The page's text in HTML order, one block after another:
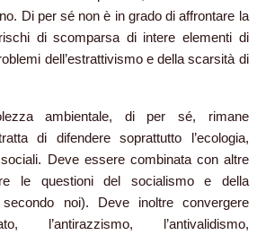
Di per sé non è in grado di affrontare la
di scomparsa di intere elementi di
dell’estrattivismo e della scarsità di
ambientale, di per sé, rimane
di difendere soprattutto l’ecologia,
Deve essere combinata con altre
le questioni del socialismo e della
noi). Deve inoltre convergere
l’antirazzismo, l’antivalidismo,